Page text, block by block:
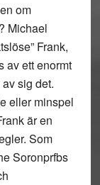
om
Michael
Frank,
av ett enormt
sig det.
eller minspel
är en
Som
Soronprfbs